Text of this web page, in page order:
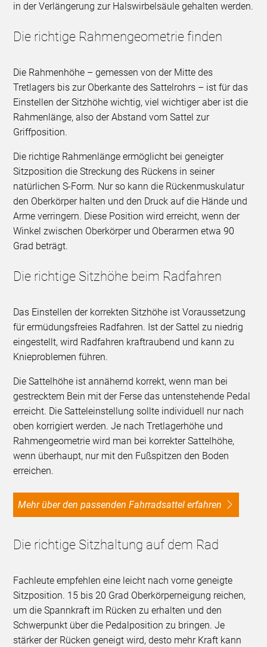
in der Verlängerung zur Halswirbelsäule gehalten werden.
Die richtige Rahmengeometrie finden
Die Rahmenhöhe – gemessen von der Mitte des
Tretlagers bis zur Oberkante des Sattelrohrs – ist für das
Einstellen der Sitzhöhe wichtig, viel wichtiger aber ist die
Rahmenlänge, also der Abstand vom Sattel zur
Griffposition.
Die richtige Rahmenlänge ermöglicht bei geneigter
Sitzposition die Streckung des Rückens in seiner
natürlichen S-Form. Nur so kann die Rückenmuskulatur
den Oberkörper halten und den Druck auf die Hände und
Arme verringern. Diese Position wird erreicht, wenn der
Winkel zwischen Oberkörper und Oberarmen etwa 90
Grad beträgt.
Die richtige Sitzhöhe beim Radfahren
Das Einstellen der korrekten Sitzhöhe ist Voraussetzung
für ermüdungsfreies Radfahren. Ist der Sattel zu niedrig
eingestellt, wird Radfahren kraftraubend und kann zu
Knieproblemen führen.
Die Sattelhöhe ist annähernd korrekt, wenn man bei
gestrecktem Bein mit der Ferse das untenstehende Pedal
erreicht. Die Satteleinstellung sollte individuell nur nach
oben korrigiert werden. Je nach Tretlagerhöhe und
Rahmengeometrie wird man bei korrekter Sattelhöhe,
wenn überhaupt, nur mit den Fußspitzen den Boden
erreichen.
Mehr über den passenden Fahrradsattel erfahren
Die richtige Sitzhaltung auf dem Rad
Fachleute empfehlen eine leicht nach vorne geneigte
Sitzposition. 15 bis 20 Grad Oberkörperneigung reichen,
um die Spannkraft im Rücken zu erhalten und den
Schwerpunkt über die Pedalposition zu bringen. Je
stärker der Rücken geneigt wird, desto mehr Kraft kann